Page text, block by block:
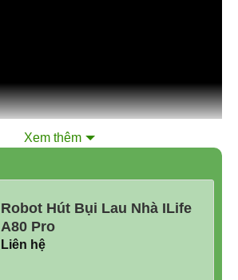
Xem thêm
Robot Hút Bụi Lau Nhà ILife
A80 Pro
Liên hệ